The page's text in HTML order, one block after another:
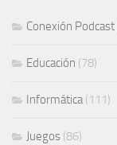
Conexión Podcast
Educación (78)
Informática(111)
Juegos (86)